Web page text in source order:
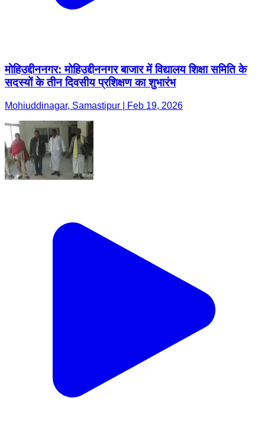
मोहिउद्दीननगर: मोहिउद्दीननगर बाजार में विद्यालय शिक्षा समिति के
सदस्यों के तीन दिवसीय प्रशिक्षण का शुभारंभ
Mohiuddinagar, Samastipur | Feb 19, 2026